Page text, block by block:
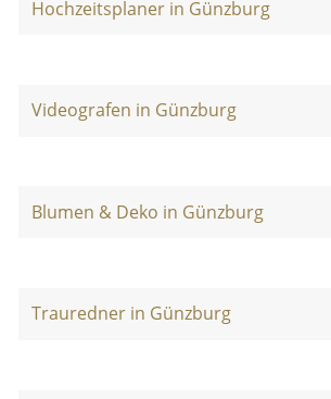
Hochzeitsplaner in Günzburg
Videografen in Günzburg
Blumen & Deko in Günzburg
Trauredner in Günzburg